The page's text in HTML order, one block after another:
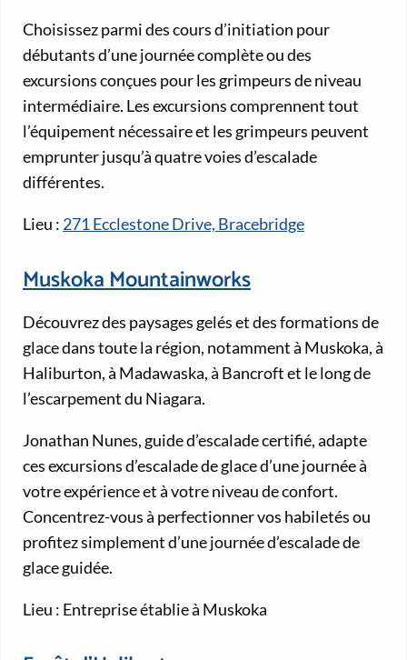
Choisissez parmi des cours d’initiation pour
débutants d’une journée complète ou des
excursions conçues pour les grimpeurs de niveau
intermédiaire. Les excursions comprennent tout
l’équipement nécessaire et les grimpeurs peuvent
emprunter jusqu’à quatre voies d’escalade
différentes.
Lieu : 271 Ecclestone Drive, Bracebridge
Muskoka Mountainworks
Découvrez des paysages gelés et des formations de
glace dans toute la région, notamment à Muskoka, à
Haliburton, à Madawaska, à Bancroft et le long de
l’escarpement du Niagara.
Jonathan Nunes, guide d’escalade certifié, adapte
ces excursions d’escalade de glace d’une journée à
votre expérience et à votre niveau de confort.
Concentrez-vous à perfectionner vos habiletés ou
profitez simplement d’une journée d’escalade de
glace guidée.
Lieu : Entreprise établie à Muskoka